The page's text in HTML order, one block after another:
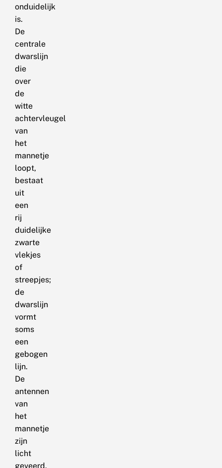
onduidelijk
is.
De
centrale
dwarslijn
die
over
de
witte
achtervleugel
van
het
mannetje
loopt,
bestaat
uit
een
rij
duidelijke
zwarte
vlekjes
of
streepjes;
de
dwarslijn
vormt
soms
een
gebogen
lijn.
De
antennen
van
het
mannetje
zijn
licht
geveerd.